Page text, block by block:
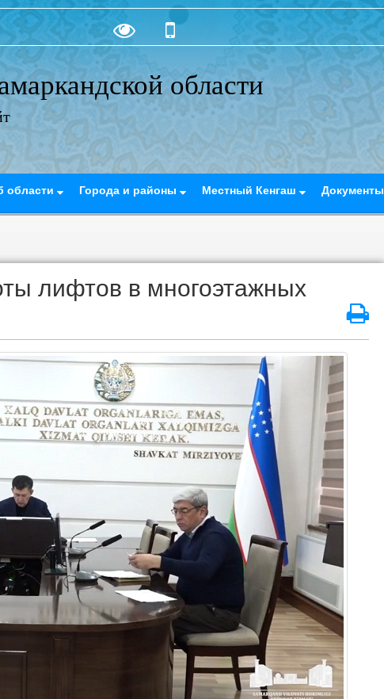
области
области Города и районы Местный Кенгаш Документы
лифтов в многоэтажных